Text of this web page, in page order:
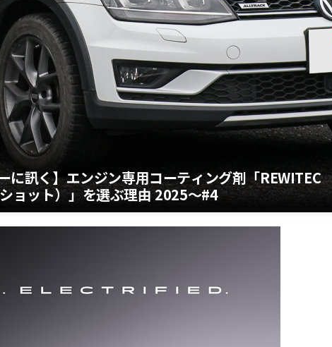
に訊く】エンジン専用コーティング剤「REWITEC
ョット）」を選ぶ理由 2025〜#4